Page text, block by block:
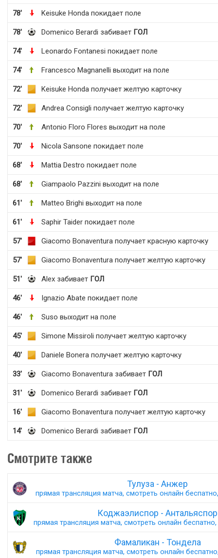
78' Keisuke Honda покидает поле
78' Domenico Berardi забивает ГОЛ
74' Leonardo Fontanesi покидает поле
74' Francesco Magnanelli выходит на поле
72' Keisuke Honda получает желтую карточку
72' Andrea Consigli получает желтую карточку
70' Antonio Floro Flores выходит на поле
70' Nicola Sansone покидает поле
68' Mattia Destro покидает поле
68' Giampaolo Pazzini выходит на поле
61' Matteo Brighi выходит на поле
61' Saphir Taider покидает поле
57' Giacomo Bonaventura получает красную карточку
57' Giacomo Bonaventura получает желтую карточку
51' Alex забивает ГОЛ
46' Ignazio Abate покидает поле
46' Suso выходит на поле
45' Simone Missiroli получает желтую карточку
40' Daniele Bonera получает желтую карточку
33' Giacomo Bonaventura забивает ГОЛ
31' Domenico Berardi забивает ГОЛ
16' Giacomo Bonaventura получает желтую карточку
14' Domenico Berardi забивает ГОЛ
Смотрите также
Тулуза - Анжер
прямая трансляция матча, смотреть онлайн
Коджаэлиспор - Антальяспор
прямая трансляция матча, смотреть онлайн
Фамаликан - Тондела
прямая трансляция матча, смотреть онлайн